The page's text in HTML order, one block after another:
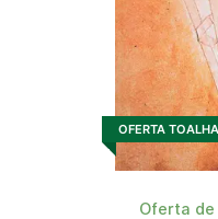
OFERTA TOALHA
Oferta de